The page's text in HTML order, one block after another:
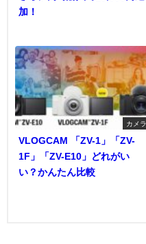
加！
カメラ
VLOGCAM 「ZV-1」「ZV-
1F」「ZV-E10」どれがい
い？かんたん比較